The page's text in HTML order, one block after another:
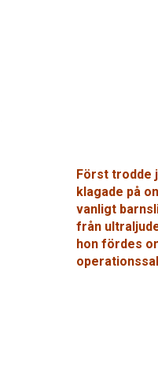
Först trodde
klagade på
vanligt
från
hon fördes